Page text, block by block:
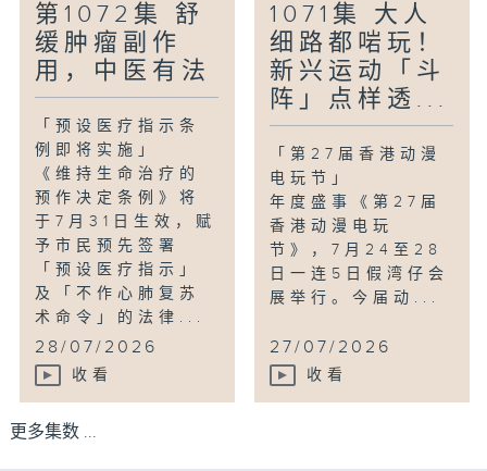
第1072集 舒
缓肿瘤副作
用，中医有法
「预设医疗指示条
例即将实施」
《维持生命治疗的
预作决定条例》将
于7月31日生效，赋
予市民预先签署
「预设医疗指示」
及「不作心肺复苏
术命令」的法律...
28/07/2026
收看
1071集 大人
细路都啱玩！
新兴运动「斗
阵」点样透...
「第27届香港动漫
电玩节」
年度盛事《第27届
香港动漫电玩
节》，7月24至28
日一连5日假湾仔会
展举行。今届动...
27/07/2026
收看
更多集数 ...